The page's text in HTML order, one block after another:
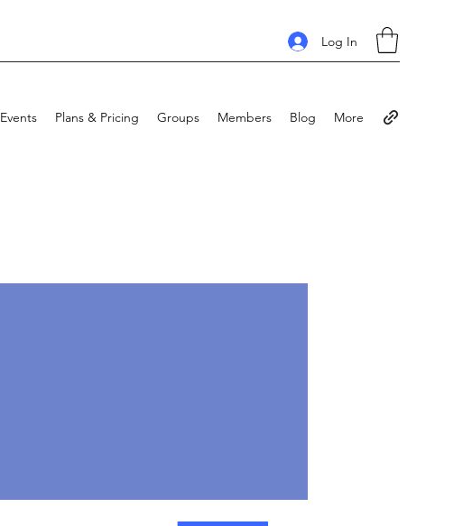
Log In
Events Plans & Pricing Groups Members Blog More